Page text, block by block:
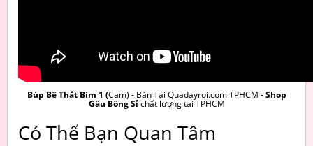
Búp Bê Thắt Bím 1 (Cam) - Bán Tại Quadayroi.com TPHCM -Shop
Gấu Bông Sỉchất lượng tại TPHCM
Có Thể Bạn Quan Tâm